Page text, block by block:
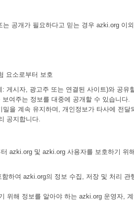
공개가 필요하다고 믿는 경우 azki.org 이
요소로부터 보호
게시자, 광고주 또는 연결된 사이트)와 공유
여주는 정보를 대중에 공개할 수 있습니다.
을 계속 유지하며, 개인정보가 타사에 전달
공지합니다.
azki.org 및 azki.org 사용자를 보호하기 위
하여 azki.org의 정보 수집, 저장 및 처리 관
위해 정보를 알아야 하는 azki.org 운영자,